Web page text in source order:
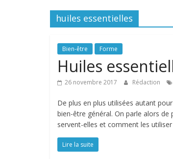
famille
huiles essentielles
Bien-être Forme
Huiles
26 novembre 2017 Rédaction
De plus en plus utilisées autant
bien-être général. On parle alors
servent-elles et comment les utiliser
Lire la suite